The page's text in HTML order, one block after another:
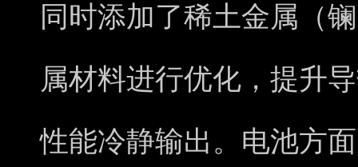
同时添加了稀土金属（
属材料进行优化，提升
性能冷静输出。电池方